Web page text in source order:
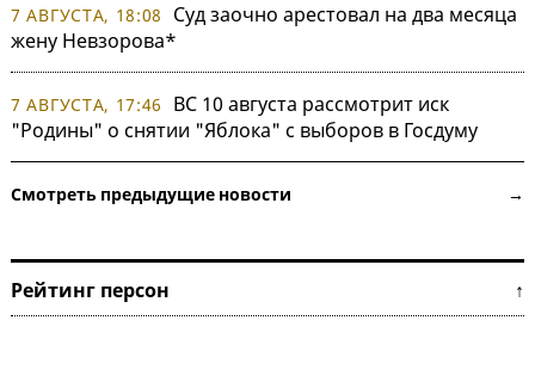
7 АВГУСТА, 18:08
Суд заочно арестовал на два месяца
жену Невзорова*
7 АВГУСТА, 17:46
ВС 10 августа рассмотрит иск
"Родины" о снятии "Яблока" с выборов в Госдуму
Смотреть предыдущие новости →
Рейтинг персон ↑